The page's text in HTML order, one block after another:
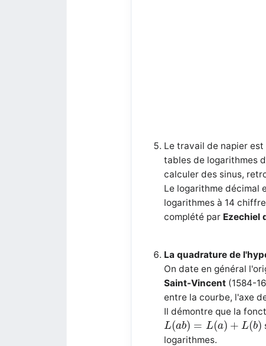
Le travail de napier
tables de logarithmes
calculer des sinus,
Le logarithme décimal
logarithmes à 14
complété par Ezechiel
La quadrature de
On date en général
Saint-Vincent (1584-
entre la courbe, l'axe
Il démontre que la
L(ab) = L(a) + L(b)
L (ab)= (a) +L( b)
logarithmes.